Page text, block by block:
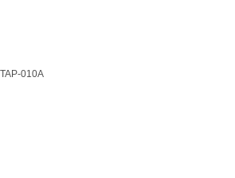
TAP-010A